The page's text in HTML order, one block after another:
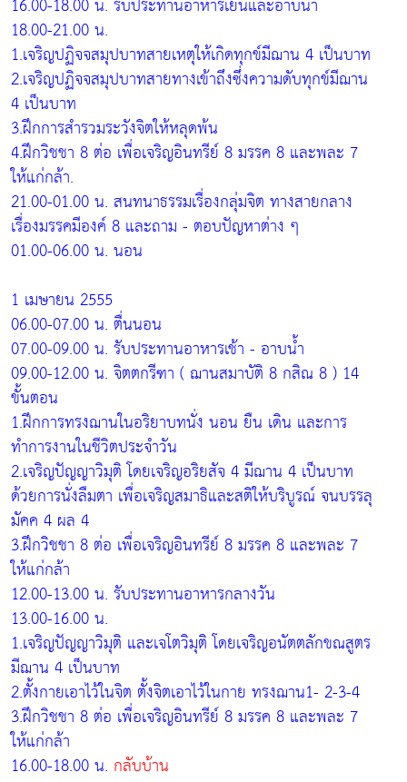
18.00-21.00 น.
1.เจริญปฏิจจสมุปบาทสายเหตุให้เกิดทุกข์มีฌาน 4 เป็นบาท
2.เจริญปฏิจจสมุปบาทสายทางเข้าถึงซึ่งความดับทุกข์มีฌาน
4 เป็นบาท
3.ฝึกการสำรวมระวังจิตให้หลุดพ้น
4.ฝึกวิชชา 8 ต่อ เพื่อเจริญอินทรีย์ 8 มรรค 8 และพละ 7
ให้แก่กล้า.
21.00-01.00 น. สนทนาธรรมเรื่องกลุ่มจิต ทางสายกลาง
เรื่องมรรคมีองค์ 8 และถาม - ตอบปัญหาต่าง ๆ
01.00-06.00 น. นอน
1 เมษายน 2555
06.00-07.00 น. ตื่นนอน
07.00-09.00 น. รับประทานอาหารเช้า - อาบน้ำ
09.00-12.00 น. จิตตกรีฑา ( ฌานสมาบัติ 8 กสิณ 8 ) 14
ขั้นตอน
1.ฝึกการทรงฌานในอริยาบทนั่ง นอน ยืน เดิน และการ
ทำการงานในชีวิตประจำวัน
2.เจริญปัญญาวิมุติ โดยเจริญอริยสัจ 4 มีฌาน 4 เป็นบาท
ด้วยการนั่งลืมตา เพื่อเจริญสมาธิและสติให้บริบูรณ์ จนบรรลุ
มัคค 4 ผล 4
3.ฝึกวิชชา 8 ต่อ เพื่อเจริญอินทรีย์ 8 มรรค 8 และพละ 7
ให้แก่กล้า
12.00-13.00 น. รับประทานอาหารกลางวัน
13.00-16.00 น.
1.เจริญปัญญาวิมุติ และเจโตวิมุติ โดยเจริญอนัตตลักขณสูตร
มีฌาน 4 เป็นบาท
2.ตั้งกายเอาไว้ในจิต ตั้งจิตเอาไว้ในกาย ทรงฌาน1- 2-3-4
3.ฝึกวิชชา 8 ต่อ เพื่อเจริญอินทรีย์ 8 มรรค 8 และพละ 7
ให้แก่กล้า
16.00-18.00 น. กลับบ้าน